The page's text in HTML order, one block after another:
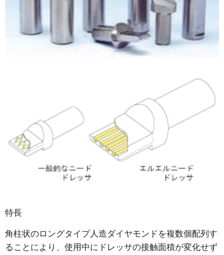
特長
角柱状のロングタイプ人造ダイヤモンドを複数個配列す
ることにより、使用中にドレッサの接触面積が変化せず